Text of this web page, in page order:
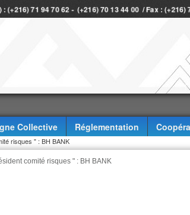
: (+216) 71 94 70 62 - (+216) 70 13 44 00 / Fax : (+216)
Collective Réglementation
risques " : BH BANK
comité risques " : BH BANK